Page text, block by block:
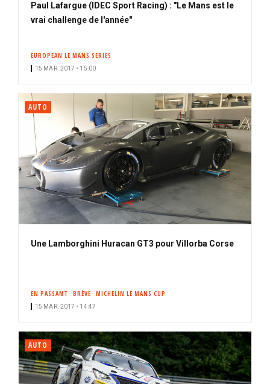
Paul Lafargue (IDEC Sport Racing) : "Le Mans est le
vrai challenge de l'année"
EUROPEAN LE MANS SERIES
15 MAR. 2017 • 15:00
AUTO
Une Lamborghini Huracan GT3 pour Villorba Corse
EN PASSANT BRÈVE MICHELIN LE MANS CUP
15 MAR. 2017 • 14:47
AUTO